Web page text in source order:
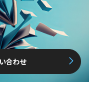
合わせ